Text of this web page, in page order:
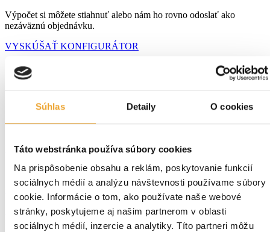
Súhlas Detaily O cookies
Táto webstránka používa súbory cookies
Na prispôsobenie obsahu a reklám, poskytovanie funkcií
sociálnych médií a analýzu návštevnosti používame súbory
cookie. Informácie o tom, ako používate naše webové
stránky, poskytujeme aj našim partnerom v oblasti
sociálnych médií, inzercie a analytiky. Títo partneri môžu
Výpočet si môžete stiahnuť alebo nám ho rovno odoslať ako
nezáväznú objednávku.
VYSKÚŠAŤ KONFIGURÁTOR
Služby
VIAC O SLUŽBÁCH
CNC ohýbanie a delenie plechov
Ponúkame vám presné ohýbanie a delenie plechov na CNC
strojoch.